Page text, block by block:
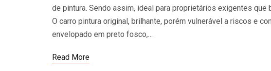
de pintura. Sendo assim, ideal para proprietários exigentes que
O carro pintura original, brilhante, porém vulnerável a riscos e
envelopado em preto fosco,…
Read More